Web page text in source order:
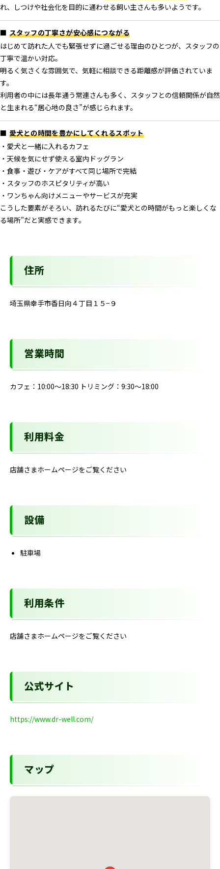
れ、しつけや社会化を目的に通わせる飼い主さんも多いようです。
■ スタッフの丁寧さが安心感につながる
はじめて訪れた人でも緊張せずに過ごせる理由のひとつが、スタッフの
丁寧で温かい対応。
明るく気さくな雰囲気で、気軽に相談できる距離感が評価されていま
す。
利用者の中には長年通う常連さんも多く、スタッフとの信頼関係が自然
と生まれる“居心地の良さ”が感じられます。
■ 愛犬との時間を豊かにしてくれるスポット
・愛犬と一緒に入れるカフェ
・天候を気にせず使える室内ドッグラン
・食事・遊び・ケアがすべて同じ場所で完結
・スタッフのホスピタリティが高い
・ワンちゃん向けメニューやサービスが充実
こうした要素がそろい、訪れるたびに“愛犬との時間がもっと楽しくな
る場所”だと実感できます。
住所
埼玉県幸手市香日向４丁目１５−９
営業時間
カフェ：10:00〜18:30 トリミング：9:30〜18:00
利用料金
店舗さまホームページをご覧ください
設備
駐車場
利用条件
店舗さまホームページをご覧ください
公式サイト
https://www.dr-well.com/
マップ